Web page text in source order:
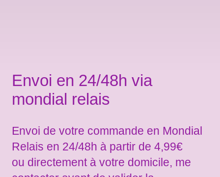
Envoi en 24/48h via
mondial relais
Envoi de votre commande en Mondial
Relais en 24/48h à partir de 4,99€
ou directement à votre domicile, me